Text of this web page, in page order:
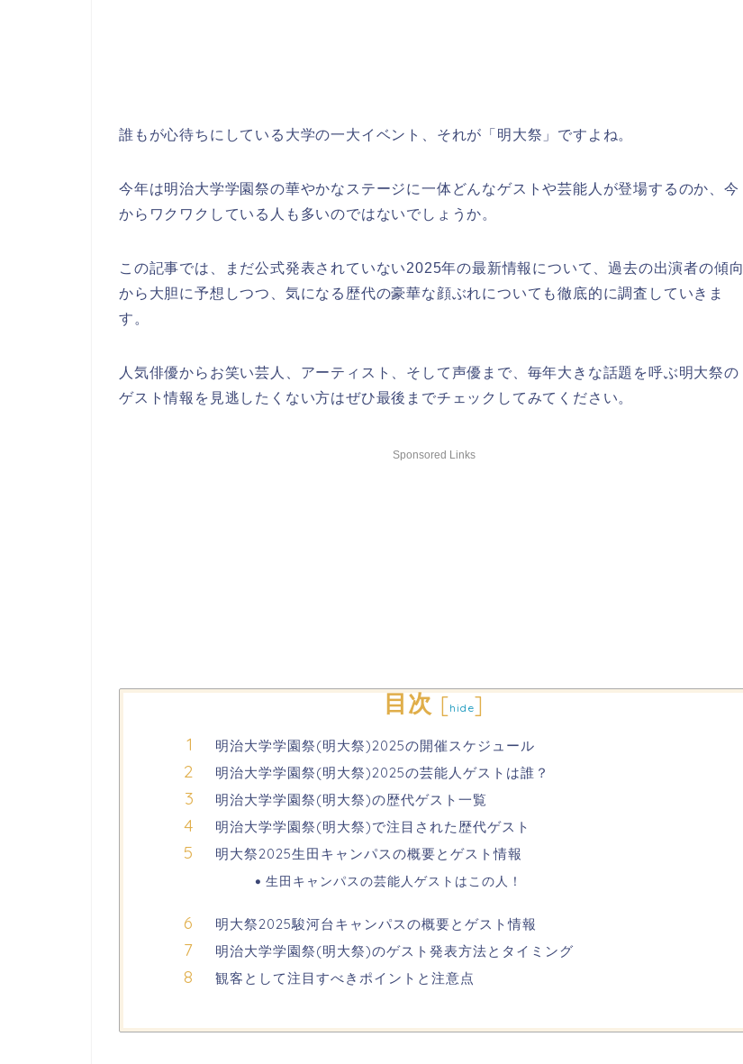
誰もが心待ちにしている大学の一大イベント、それが「明大祭」ですよね。
今年は明治大学学園祭の華やかなステージに一体どんなゲストや芸能人が登場するのか、今
からワクワクしている人も多いのではないでしょうか。
この記事では、まだ公式発表されていない2025年の最新情報について、過去の出演者の傾向
から大胆に予想しつつ、気になる歴代の豪華な顔ぶれについても徹底的に調査していきま
す。
人気俳優からお笑い芸人、アーティスト、そして声優まで、毎年大きな話題を呼ぶ明大祭の
ゲスト情報を見逃したくない方はぜひ最後までチェックしてみてください。
Sponsored Links
目次 [hide]
明治大学学園祭(明大祭)2025の開催スケジュール
明治大学学園祭(明大祭)2025の芸能人ゲストは誰？
明治大学学園祭(明大祭)の歴代ゲスト一覧
明治大学学園祭(明大祭)で注目された歴代ゲスト
明大祭2025生田キャンパスの概要とゲスト情報
生田キャンパスの芸能人ゲストはこの人！
明大祭2025駿河台キャンパスの概要とゲスト情報
明治大学学園祭(明大祭)のゲスト発表方法とタイミング
観客として注目すべきポイントと注意点